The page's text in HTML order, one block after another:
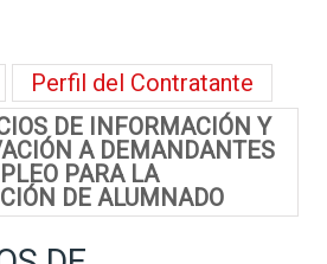
Perfil del Contratante
DE INFORMACIÓN Y
A DEMANDANTES
PARA LA
DE ALUMNADO